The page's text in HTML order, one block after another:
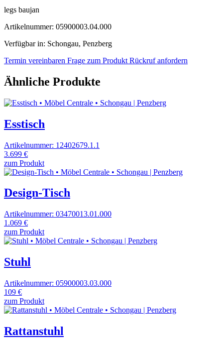
legs baujan
Artikelnummer: 05900003.04.000
Verfügbar in: Schongau, Penzberg
Termin vereinbaren Frage zum Produkt Rückruf anfordern
Ähnliche Produkte
Esstisch
Artikelnummer: 12402679.1.1
3.699 €
zum Produkt
Design-Tisch
Artikelnummer: 03470013.01.000
1.069 €
zum Produkt
Stuhl
Artikelnummer: 05900003.03.000
109 €
zum Produkt
Rattanstuhl